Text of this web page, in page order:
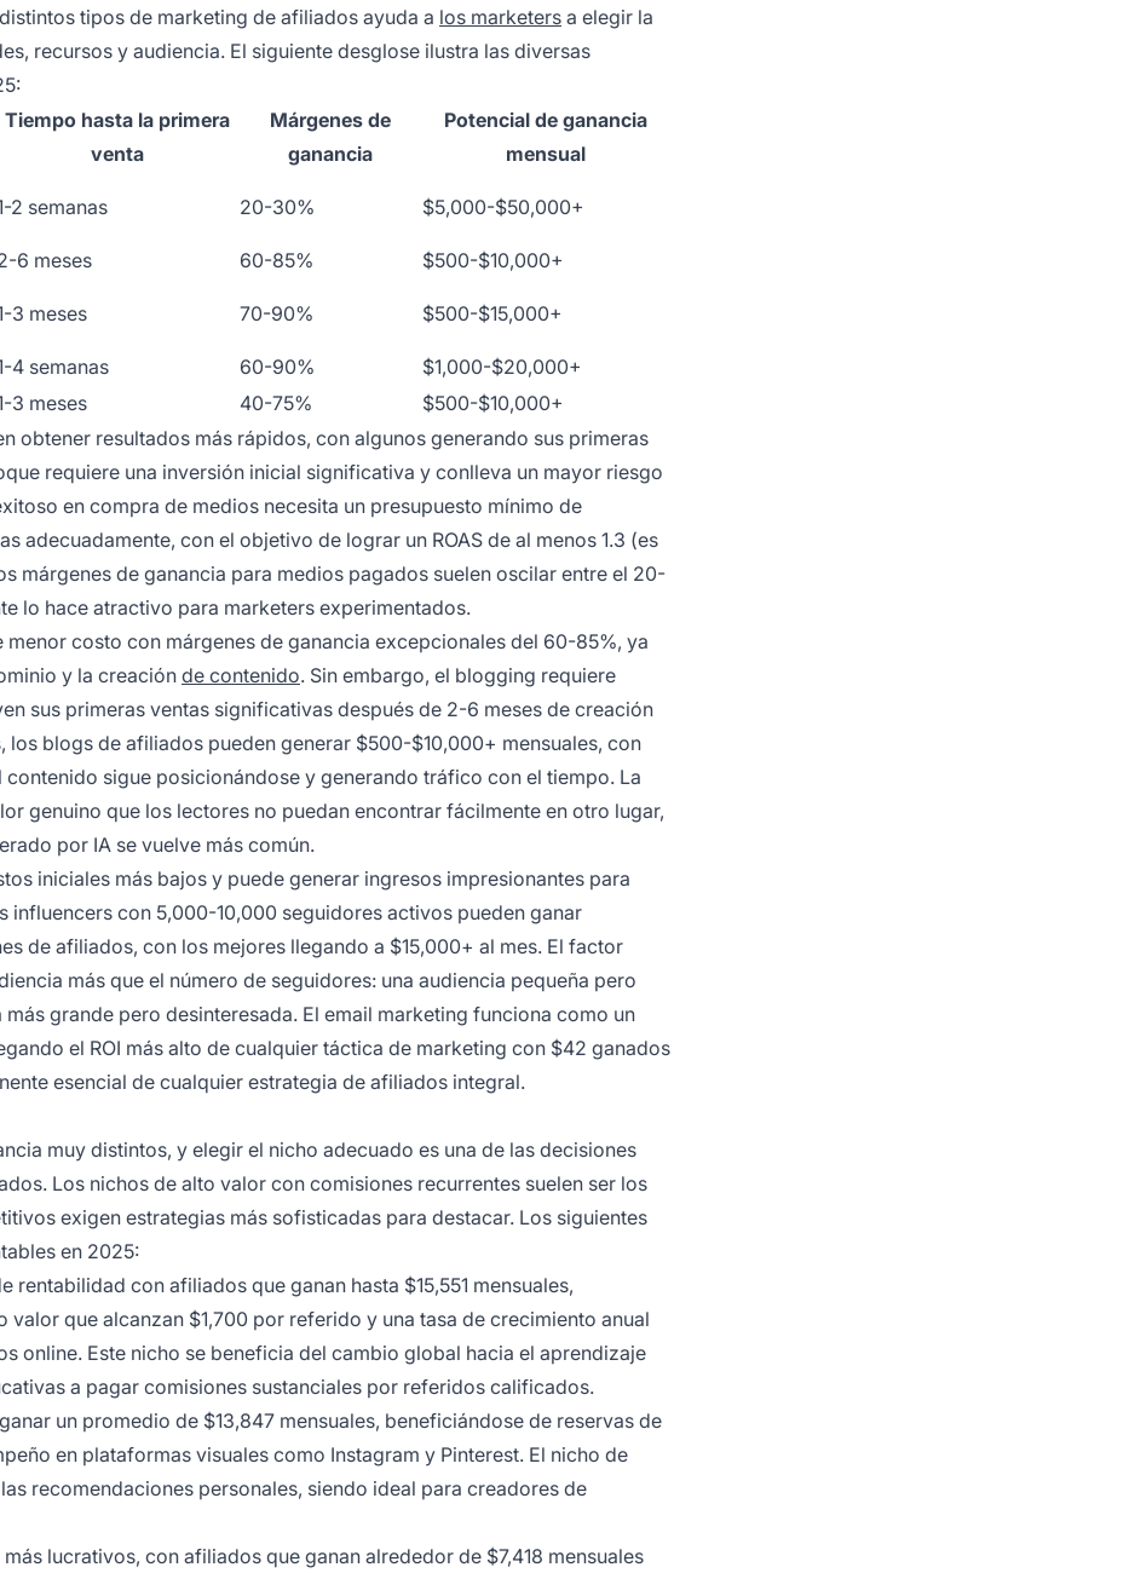
tipos de marketing de afiliados ayuda a los marketers a elegir la
recursos y audiencia. El siguiente desglose ilustra las diversas
Tiempo hasta la primera
venta
Márgenes de
ganancia
Potencial de ganancia
mensual
2 semanas 20-30% $5,000-$50,000+
6 meses 60-85%
$500-$10,000+
3 meses 70-90% $500-$15,000+
4 semanas 60-90%
$1,000-$20,000+
3 meses 40-75%
$500-$10,000+
obtener resultados más rápidos, con algunos generando sus primeras
requiere una inversión inicial significativa y conlleva un mayor riesgo
en compra de medios necesita un presupuesto mínimo de
adecuadamente, con el objetivo de lograr un ROAS de al menos 1.3 (es
márgenes de ganancia para medios pagados suelen oscilar entre el 20-
lo hace atractivo para marketers experimentados.
costo con márgenes de ganancia excepcionales del 60-85%, ya
y la creación de contenido. Sin embargo, el blogging requiere
sus primeras ventas significativas después de 2-6 meses de creación
blogs de afiliados pueden generar $500-$10,000+ mensuales, con
sigue posicionándose y generando tráfico con el tiempo. La
genuino que los lectores no puedan encontrar fácilmente en otro lugar,
por IA se vuelve más común.
iniciales más bajos y puede generar ingresos impresionantes para
con 5,000-10,000 seguidores activos pueden ganar
de afiliados, con los mejores llegando a $15,000+ al mes. El factor
más que el número de seguidores: una audiencia pequeña pero
grande pero desinteresada. El email marketing funciona como un
el ROI más alto de cualquier táctica de marketing con $42 ganados
esencial de cualquier estrategia de afiliados integral.
muy distintos, y elegir el nicho adecuado es una de las decisiones
Los nichos de alto valor con comisiones recurrentes suelen ser los
exigen estrategias más sofisticadas para destacar. Los siguientes
en 2025:
rentabilidad con afiliados que ganan hasta $15,551 mensuales,
valor que alcanzan $1,700 por referido y una tasa de crecimiento anual
online. Este nicho se beneficia del cambio global hacia el aprendizaje
a pagar comisiones sustanciales por referidos calificados.
un promedio de $13,847 mensuales, beneficiándose de reservas de
en plataformas visuales como Instagram y Pinterest. El nicho de
recomendaciones personales, siendo ideal para creadores de
lucrativos, con afiliados que ganan alrededor de $7,418 mensuales